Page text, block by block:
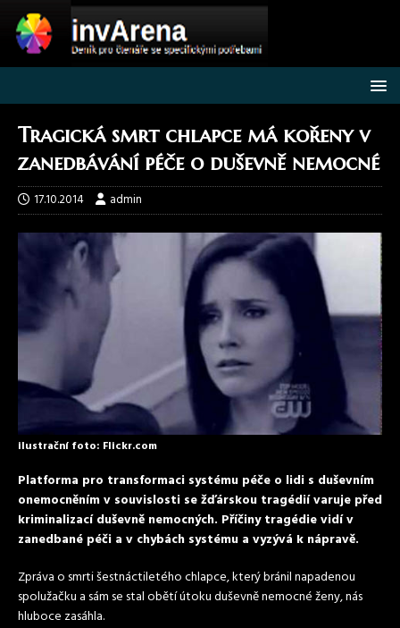
Tragická smrt chlapce má kořeny v
zanedbávání péče o duševně nemocné
17.10.2014 admin
ilustrační foto: Flickr.com
Platforma pro transformaci systému péče o lidi s duševním
onemocněním v souvislosti se žďárskou tragédií varuje před
kriminalizací duševně nemocných. Příčiny tragédie vidí v
zanedbané péči a v chybách systému a vyzývá k nápravě.
Zpráva o smrti šestnáctiletého chlapce, který bránil napadenou
spolužačku a sám se stal obětí útoku duševně nemocné ženy, nás
hluboce zasáhla.